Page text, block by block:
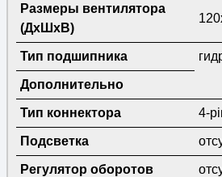
Размеры вентилятора
(ДхШхВ)
Тип подшипника
Дополнительно
Тип коннектора 4-
Подсветка
Регулятор оборотов